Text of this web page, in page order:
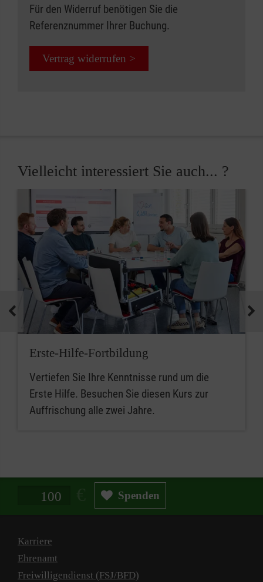
Für den Widerruf benötigen Sie die
Referenznummer Ihrer Buchung.
Vertrag widerrufen >
Vielleicht interessiert Sie auch... ?
Erste-Hilfe-Fortbildung
Vertiefen Sie Ihre Kenntnisse rund um die
Erste Hilfe. Besuchen Sie diesen Kurs zur
Auffrischung alle zwei Jahre.
Spendenbetrag in Euro Spenden
Karriere
Ehrenamt
Freiwilligendienst (FSJ/BFD)